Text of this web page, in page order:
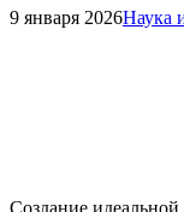
9 января 2026Наука
Создание